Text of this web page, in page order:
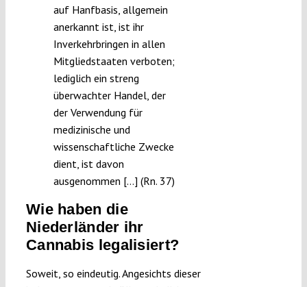
auf Hanfbasis, allgemein
anerkannt ist, ist ihr
Inverkehrbringen in allen
Mitgliedstaaten verboten;
lediglich ein streng
überwachter Handel, der
der Verwendung für
medizinische und
wissenschaftliche Zwecke
dient, ist davon
ausgenommen […] (Rn. 37)
Wie haben die
Niederländer ihr
Cannabis legalisiert?
Soweit, so eindeutig. Angesichts dieser